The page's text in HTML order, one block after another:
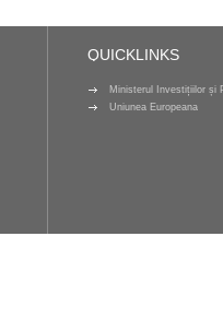
QUICKLINKS
Ministerul Investițiilor și
Uniunea Europeana